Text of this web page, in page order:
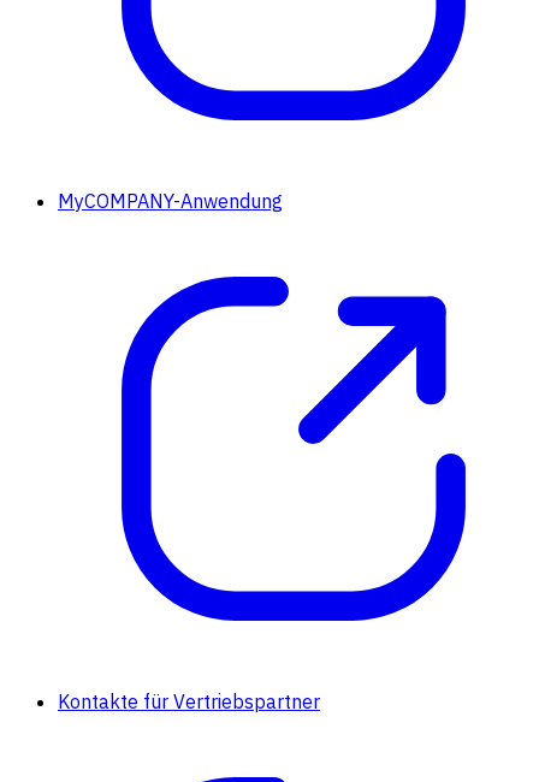
MyCOMPANY-Anwendung
Kontakte für Vertriebspartner